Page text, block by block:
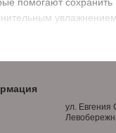
увлажнением.
ул. Евгения Сверстюка, 19 м.